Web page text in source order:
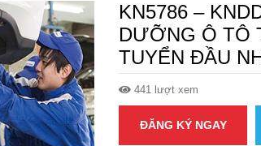
KN5786 –
DƯỠNG Ô TÔ
TUYỂN ĐẦU
441 lượt xem
ĐĂNG KÝ NGAY